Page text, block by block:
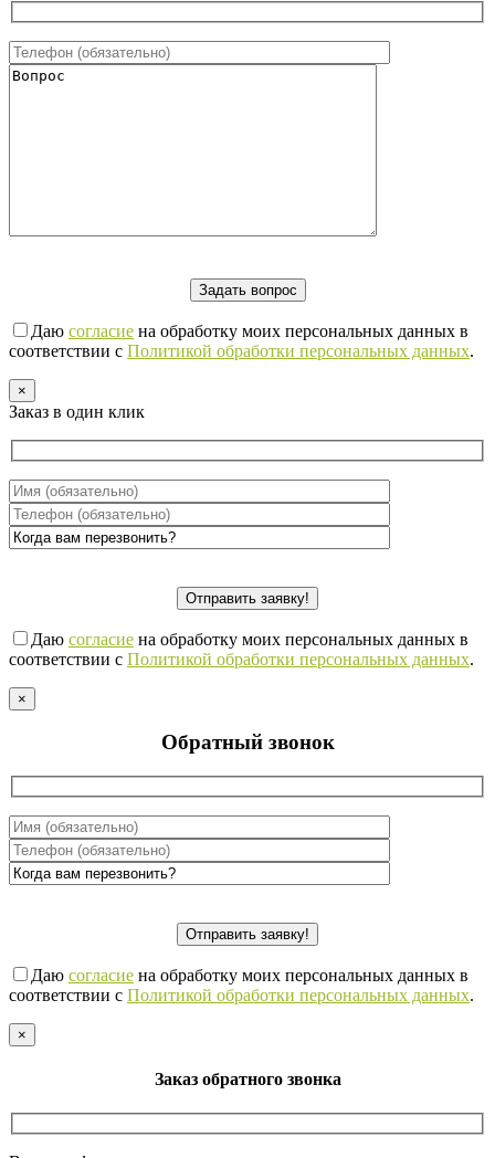
Даю согласие на обработку моих персональных данных в
соответствии с Политикой обработки персональных данных.
×
Заказ в один клик
Даю согласие на обработку моих персональных данных в
соответствии с Политикой обработки персональных данных.
×
Обратный звонок
Даю согласие на обработку моих персональных данных в
соответствии с Политикой обработки персональных данных.
×
Заказ обратного звонка